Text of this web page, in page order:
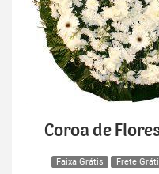
Coroa de
Faixa Grátis Frete